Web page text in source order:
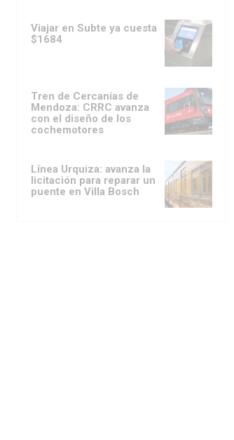
Viajar en Subte ya cuesta
$1684
Tren de Cercanías de
Mendoza: CRRC avanza
con el diseño de los
cochemotores
Línea Urquiza: avanza la
licitación para reparar un
puente en Villa Bosch